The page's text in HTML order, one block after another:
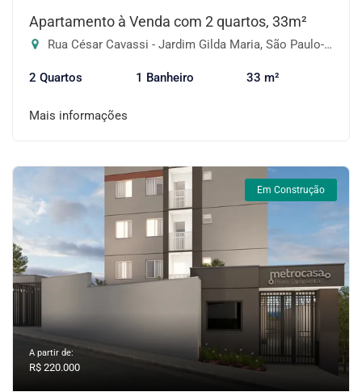
Apartamento à Venda com 2 quartos, 33m²
Rua César Cavassi - Jardim Gilda Maria, São Paulo-SP
2 Quartos 1 Banheiro 33 m²
Mais informações
Em Construção
A partir de:
R$ 220.000